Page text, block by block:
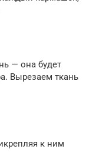
— она будет
Вырезаем ткань
к ним